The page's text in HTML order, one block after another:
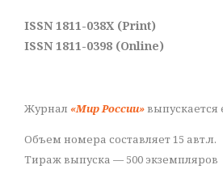
ISSN 1811-038X (Print)
ISSN 1811-0398 (Online)
Журнал «Мир России»выпускается
Объем номера составляет 15 авт.л.
Тираж выпуска — 500 экземпляров